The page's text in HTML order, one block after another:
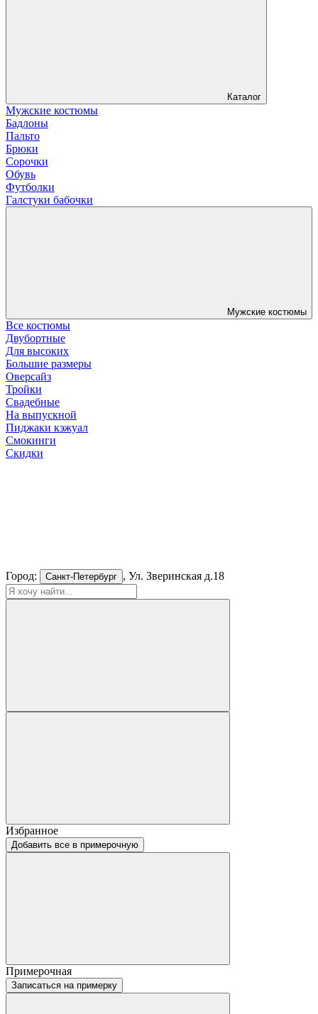
Каталог
Мужские костюмы
Бадлоны
Пальто
Брюки
Сорочки
Обувь
Футболки
Галстуки бабочки
Мужские костюмы
Все костюмы
Двубортные
Для высоких
Большие размеры
Оверсайз
Тройки
Свадебные
На выпускной
Пиджаки кэжуал
Смокинги
Скидки
Город: Санкт-Петербург , Ул. Зверинская д.18
Избранное
Добавить все в примерочную
Примерочная
Записаться на примерку